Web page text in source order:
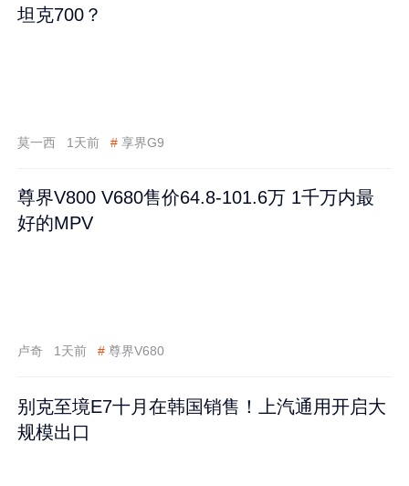
坦克700？
莫一西 1天前 # 享界G9
尊界V800 V680售价64.8-101.6万 1千万内最
好的MPV
卢奇 1天前 # 尊界V680
别克至境E7十月在韩国销售！上汽通用开启大
规模出口